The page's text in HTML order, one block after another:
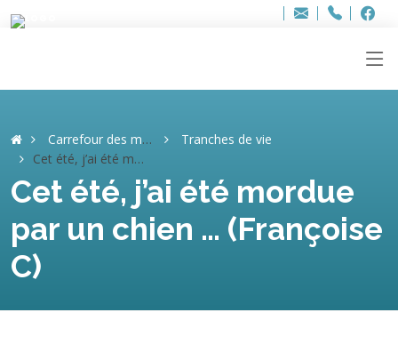
Adresse
info..hâthe..
Tel.
Tel.
Carrefour des mémoires
Tranches de vie
Cet été, j’ai été mordue par un chien … (Françoise C)
Cet été, j’ai été mordue
par un chien … (Françoise
C)